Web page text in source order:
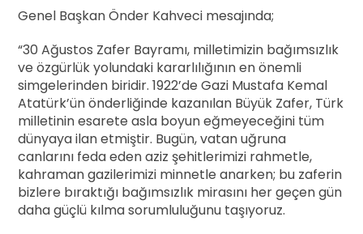
Genel Başkan Önder Kahveci mesajında;
“30 Ağustos Zafer Bayramı, milletimizin bağımsızlık
ve özgürlük yolundaki kararlılığının en önemli
simgelerinden biridir. 1922’de Gazi Mustafa Kemal
Atatürk’ün önderliğinde kazanılan Büyük Zafer, Türk
milletinin esarete asla boyun eğmeyeceğini tüm
dünyaya ilan etmiştir. Bugün, vatan uğruna
canlarını feda eden aziz şehitlerimizi rahmetle,
kahraman gazilerimizi minnetle anarken; bu zaferin
bizlere bıraktığı bağımsızlık mirasını her geçen gün
daha güçlü kılma sorumluluğunu taşıyoruz.